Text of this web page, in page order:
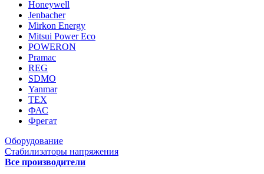
Honeywell
Jenbacher
Mirkon Energy
Mitsui Power Eco
POWERON
Pramac
REG
SDMO
Yanmar
ТЕХ
ФАС
Фрегат
Оборудование
Стабилизаторы напряжения
Все производители